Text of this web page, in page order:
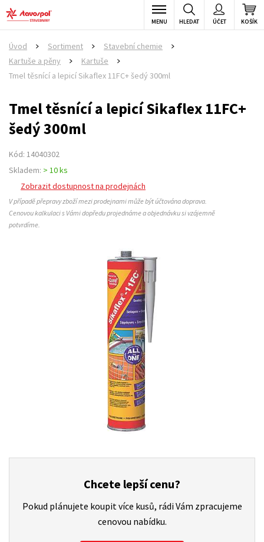
KOŠÍK
ÚČET
HLEDAT
MENU
Úvod Sortiment Stavební chemie
Kartuše a pěny
Kartuše
Tmel těsnící a lepicí Sikaflex 11FC+ šedý 300ml
Tmel těsnící a lepicí Sikaflex 11FC+
šedý 300ml
Kód: 14040302
Skladem: > 10 ks
Zobrazit dostupnost na prodejnách
V případě přepravy zboží mezi prodejnami může být účtována doprava.
Cenovou kalkulaci s Vámi dopředu projednáme a objednávku si vzájemně
potvrdíme.
Chcete lepší cenu?
Pokud plánujete koupit více kusů, rádi Vám zpracujeme
cenovou nabídku.